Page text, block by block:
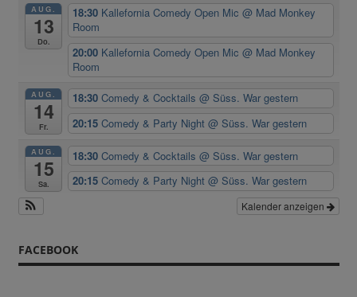
AUG.
13
Do.
18:30 Kallefornia Comedy Open Mic@ Mad Monkey
Room
20:00 Kallefornia Comedy Open Mic@ Mad Monkey
Room
AUG.
14
Fr.
18:30Comedy & Cocktails@ Süss. War gestern
20:15Comedy & Party Night@ Süss. War gestern
AUG.
15
Sa.
18:30Comedy & Cocktails@ Süss. War gestern
20:15Comedy & Party Night@ Süss. War gestern
Kalender anzeigen
FACEBOOK